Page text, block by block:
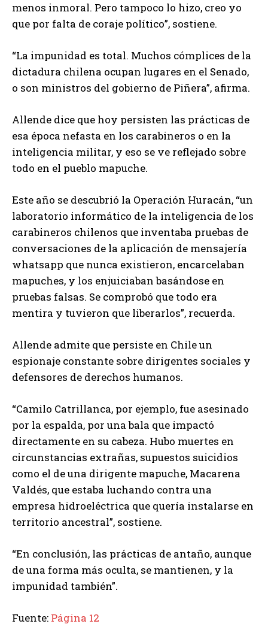
menos inmoral. Pero tampoco lo hizo, creo yo
que por falta de coraje político”, sostiene.
“La impunidad es total. Muchos cómplices de la
dictadura chilena ocupan lugares en el Senado,
o son ministros del gobierno de Piñera”, afirma.
Allende dice que hoy persisten las prácticas de
esa época nefasta en los carabineros o en la
inteligencia militar, y eso se ve reflejado sobre
todo en el pueblo mapuche.
Este año se descubrió la Operación Huracán, “un
laboratorio informático de la inteligencia de los
carabineros chilenos que inventaba pruebas de
conversaciones de la aplicación de mensajería
whatsapp que nunca existieron, encarcelaban
mapuches, y los enjuiciaban basándose en
pruebas falsas. Se comprobó que todo era
mentira y tuvieron que liberarlos”, recuerda.
Allende admite que persiste en Chile un
espionaje constante sobre dirigentes sociales y
defensores de derechos humanos.
“Camilo Catrillanca, por ejemplo, fue asesinado
por la espalda, por una bala que impactó
directamente en su cabeza. Hubo muertes en
circunstancias extrañas, supuestos suicidios
como el de una dirigente mapuche, Macarena
Valdés, que estaba luchando contra una
empresa hidroeléctrica que quería instalarse en
territorio ancestral”, sostiene.
“En conclusión, las prácticas de antaño, aunque
de una forma más oculta, se mantienen, y la
impunidad también”.
Fuente: Página 12